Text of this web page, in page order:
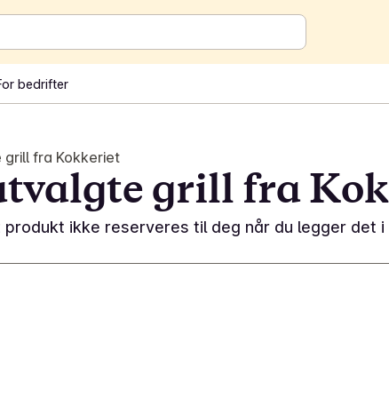
bedrifter
fra Kokkeriet
grill fra
ikke reserveres til deg når du legger det